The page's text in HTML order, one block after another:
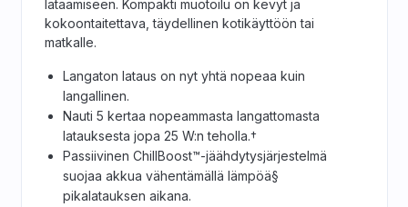
lataamiseen. Kompakti muotoilu on kevyt ja
kokoontaitettava, täydellinen kotikäyttöön tai
matkalle.
Langaton lataus on nyt yhtä nopeaa kuin
langallinen.
Nauti 5 kertaa nopeammasta langattomasta
latauksesta jopa 25 W:n teholla.†
Passiivinen ChillBoost™-jäähdytysjärjestelmä
suojaa akkua vähentämällä lämpöä§
pikalatauksen aikana.